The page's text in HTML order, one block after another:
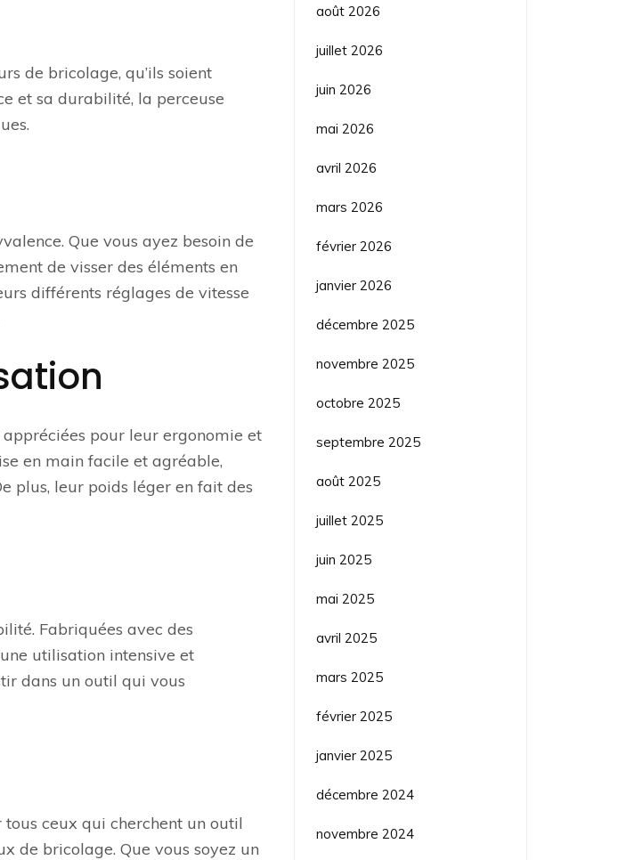
de bricolage, qu’ils soient
et sa durabilité, la perceuse
Que vous ayez besoin de
de visser des éléments en
différents réglages de vitesse
pour leur ergonomie et
en main facile et agréable,
plus, leur poids léger en fait des
Fabriquées avec des
utilisation intensive et
dans un outil qui vous
tous ceux qui cherchent un outil
de bricolage. Que vous soyez un
août 2026
juillet 2026
juin 2026
mai 2026
avril 2026
mars 2026
février 2026
janvier 2026
décembre 2025
novembre 2025
octobre 2025
septembre 2025
août 2025
juillet 2025
juin 2025
mai 2025
avril 2025
mars 2025
février 2025
janvier 2025
décembre 2024
novembre 2024